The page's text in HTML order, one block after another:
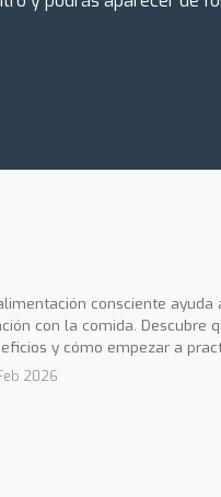
consciente ayuda
con la comida. Descubre
y cómo empezar a
2026